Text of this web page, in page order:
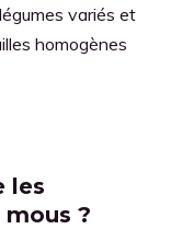
variés et
homogènes
les
?